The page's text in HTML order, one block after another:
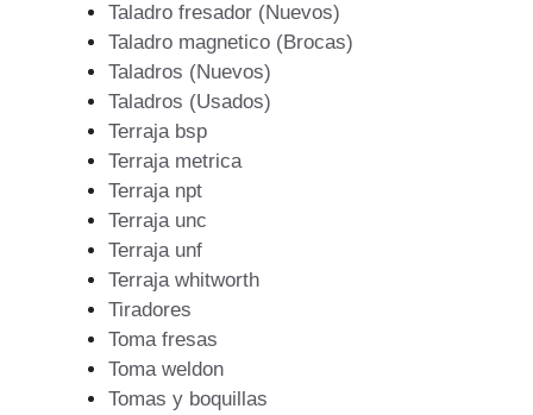
Taladro fresador (Nuevos)
Taladro magnetico (Brocas)
Taladros (Nuevos)
Taladros (Usados)
Terraja bsp
Terraja metrica
Terraja npt
Terraja unc
Terraja unf
Terraja whitworth
Tiradores
Toma fresas
Toma weldon
Tomas y boquillas